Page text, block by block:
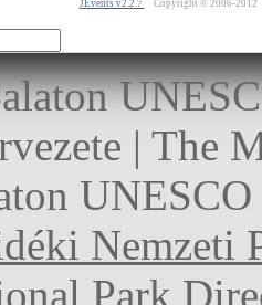
JEvents v2.2.7 Copyright © 2006-2012
| The
Nemzeti
Park